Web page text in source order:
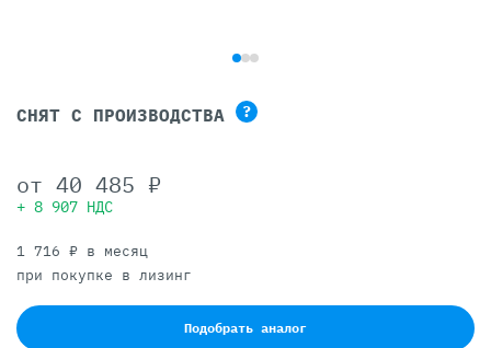
СНЯТ С ПРОИЗВОДСТВА ?
от 40 485 ₽
+ 8 907 НДС
1 716 ₽ в месяц
при покупке в лизинг
Подобрать аналог